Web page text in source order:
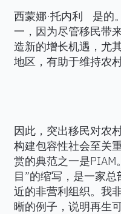
西蒙娜·托内利 是的
一，因为尽管移民带
造新的增长机遇，尤
地区，有助于维持农
因此，突出移民对农
构建包容性社会至关
赏的典范之一是PIAM
目”的缩写，是一家
近的非营利组织。我
晰的例子，说明再生